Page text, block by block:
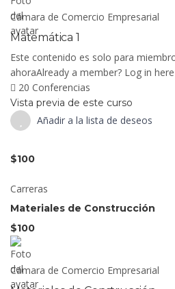
Cámara de Comercio Empresarial
Matemática 1
Este contenido es solo para
ahoraAlready a member? Log in here
20 Conferencias
Vista previa de este curso
Añadir a la lista de deseos
$100
Carreras
Materiales de Construcción
$100
Cámara de Comercio Empresarial